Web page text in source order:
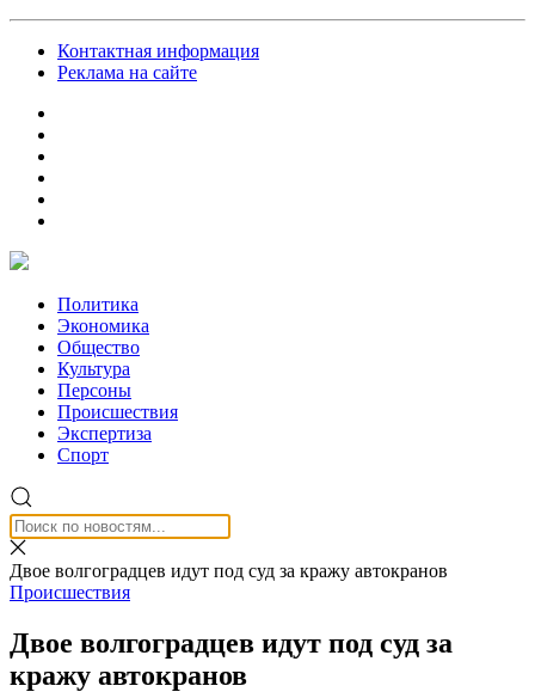
Контактная информация
Реклама на сайте
Политика
Экономика
Общество
Культура
Персоны
Происшествия
Экспертиза
Спорт
Двое волгоградцев идут под суд за кражу автокранов
Происшествия
Двое волгоградцев идут под суд за
кражу автокранов